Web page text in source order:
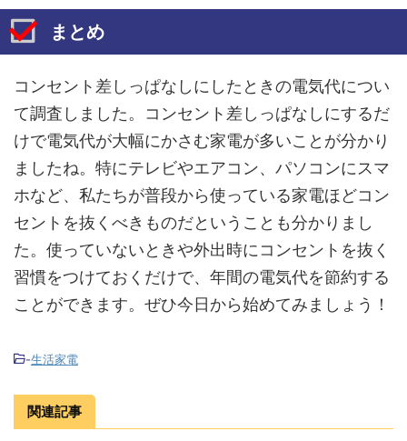
まとめ
コンセント差しっぱなしにしたときの電気代につい
て調査しました。コンセント差しっぱなしにするだ
けで電気代が大幅にかさむ家電が多いことが分かり
ましたね。特にテレビやエアコン、パソコンにスマ
ホなど、私たちが普段から使っている家電ほどコン
セントを抜くべきものだということも分かりまし
た。使っていないときや外出時にコンセントを抜く
習慣をつけておくだけで、年間の電気代を節約する
ことができます。ぜひ今日から始めてみましょう！
-生活家電
関連記事